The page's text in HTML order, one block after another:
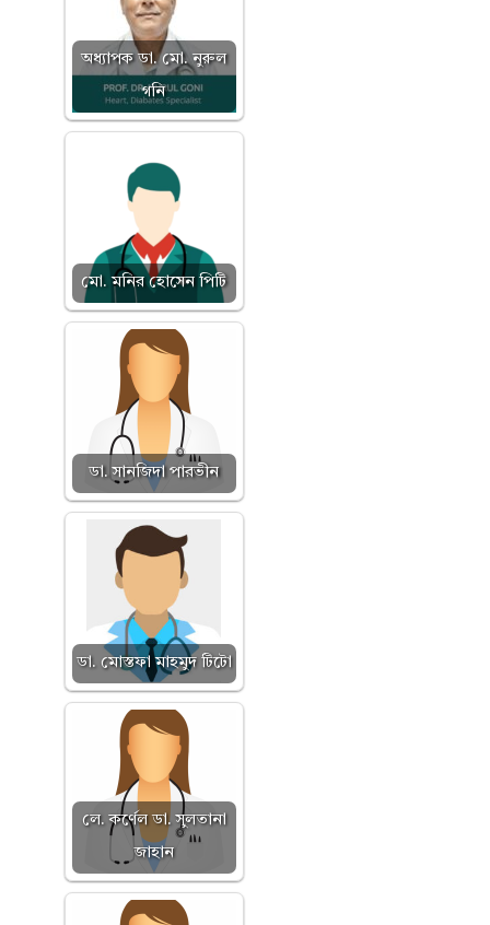
অধ্যাপক ডা. মো. নুরুল
গনি
মো. মনির হোসেন পিটি
ডা. সানজিদা পারভীন
ডা. মোস্তফা মাহমুদ টিটো
লে. কর্ণেল ডা. সুলতানা
জাহান